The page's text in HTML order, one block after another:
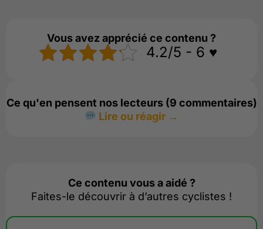
Vous avez apprécié ce contenu ?
4.2/5 - 6 ♥️
Ce qu'en pensent nos lecteurs (9 commentaires)
Lire ou réagir →
Ce contenu vous a aidé ?
Faites-le découvrir à d’autres cyclistes !